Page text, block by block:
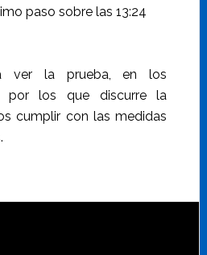
paso sobre las 13:24
ver la prueba, en los
por los que discurre la
cumplir con las medidas